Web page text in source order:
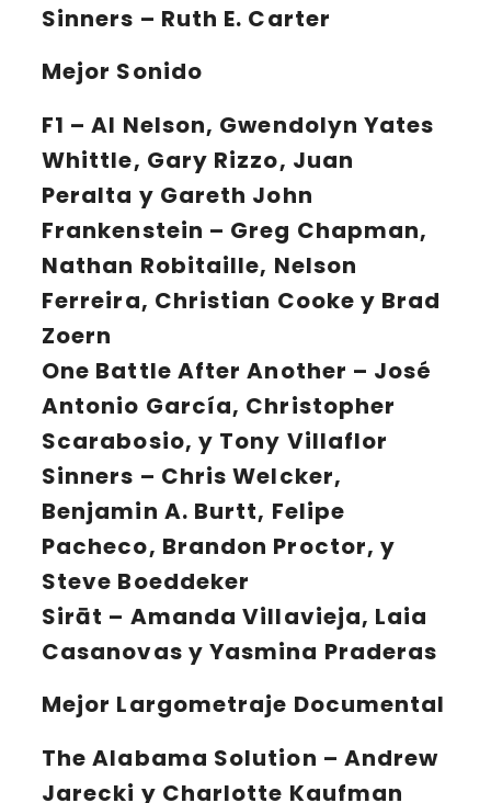
Sinners – Ruth E. Carter
Mejor Sonido
F1 – Al Nelson, Gwendolyn Yates
Whittle, Gary Rizzo, Juan
Peralta y Gareth John
Frankenstein – Greg Chapman,
Nathan Robitaille, Nelson
Ferreira, Christian Cooke y Brad
Zoern
One Battle After Another – José
Antonio García, Christopher
Scarabosio, y Tony Villaflor
Sinners – Chris Welcker,
Benjamin A. Burtt, Felipe
Pacheco, Brandon Proctor, y
Steve Boeddeker
Sirāt – Amanda Villavieja, Laia
Casanovas y Yasmina Praderas
Mejor Largometraje Documental
The Alabama Solution – Andrew
Jarecki y Charlotte Kaufman